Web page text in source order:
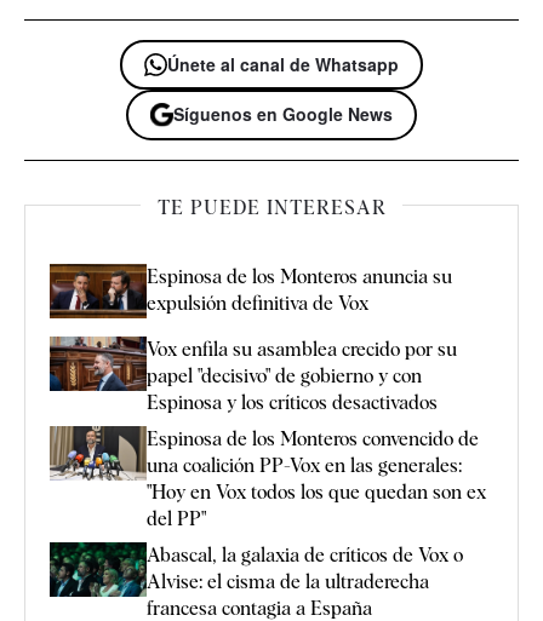
Únete al canal de Whatsapp
Síguenos en Google News
TE PUEDE INTERESAR
Espinosa de los Monteros anuncia su
expulsión definitiva de Vox
Vox enfila su asamblea crecido por su
papel "decisivo" de gobierno y con
Espinosa y los críticos desactivados
Espinosa de los Monteros convencido de
una coalición PP-Vox en las generales:
"Hoy en Vox todos los que quedan son ex
del PP"
Abascal, la galaxia de críticos de Vox o
Alvise: el cisma de la ultraderecha
francesa contagia a España